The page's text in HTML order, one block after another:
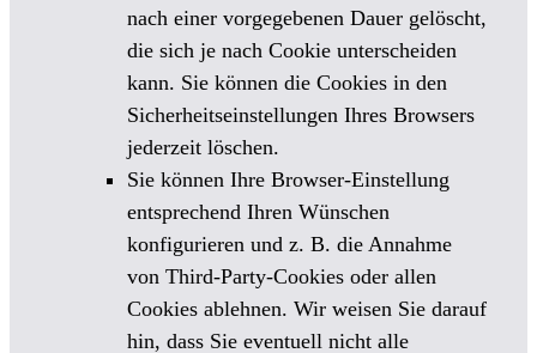
nach einer vorgegebenen Dauer gelöscht,
die sich je nach Cookie unterscheiden
kann. Sie können die Cookies in den
Sicherheitseinstellungen Ihres Browsers
jederzeit löschen.
Sie können Ihre Browser-Einstellung
entsprechend Ihren Wünschen
konfigurieren und z. B. die Annahme
von Third-Party-Cookies oder allen
Cookies ablehnen. Wir weisen Sie darauf
hin, dass Sie eventuell nicht alle